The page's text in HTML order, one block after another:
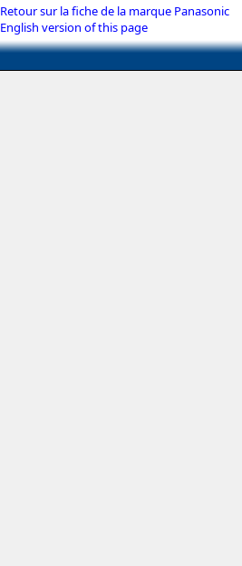
Retour sur la fiche de la marque Panasonic
English version of this page